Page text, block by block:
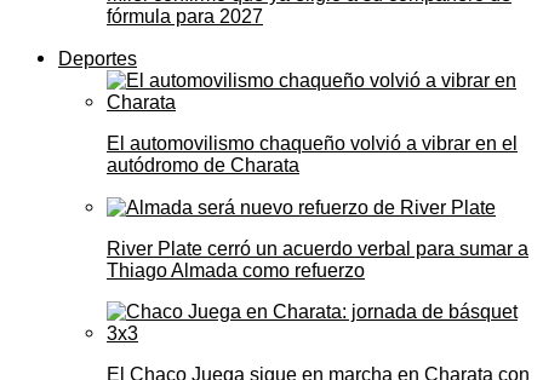
fórmula para 2027
Deportes
El automovilismo chaqueño volvió a vibrar en el
autódromo de Charata
River Plate cerró un acuerdo verbal para sumar a
Thiago Almada como refuerzo
El Chaco Juega sigue en marcha en Charata con